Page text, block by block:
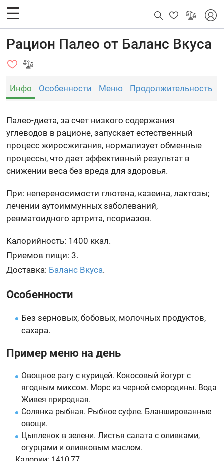
Рацион Палео от Баланс Вкуса
Инфо Особенности Меню Продолжительность
Палео-диета, за счет низкого содержания
углеводов в рационе, запускает естественный
процесс жиросжигания, нормализует обменные
процессы, что дает эффективный результат в
снижении веса без вреда для здоровья.
При: непереносимости глютена, казеина, лактозы;
лечении аутоиммунных заболеваний,
ревматоидного артрита, псориазов.
Калорийность: 1400 ккал.
Приемов пищи: 3.
Доставка: Баланс Вкуса.
Особенности
Без зерновых, бобовых, молочных продуктов,
сахара.
Пример меню на день
Овощное рагу с курицей. Кокосовый йогурт с
ягодным миксом. Морс из черной смородины. Вода
Живея природная.
Солянка рыбная. Рыбное суфле. Бланшированные
овощи.
Цыпленок в зелени. Листья салата с оливками,
огурцами и оливковым маслом.